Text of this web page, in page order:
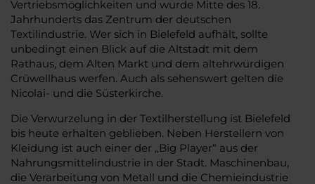
Vertriebsmöglichkeiten und wurde Mitte des 18.
Jahrhunderts das Zentrum der deutschen
Textilindustrie. Wer sich in Bielefeld aufhält, sollte
unbedingt einen Blick auf die Altstadt mit dem
Rathaus, dem Alten Markt und dem altehrwürdigen
Crüwellhaus werfen. Auch als sehenswert gelten die
Nicolai- und die Süsterkirche.
Die Verwurzelung in der Textilherstellung ist Bielefeld
bis heute erhalten geblieben. Neben Herstellern von
Kleidung ist auch einer der „Big Player“ aus der
Nahrungsmittelindustrie in der Stadt. Maschinenbau,
die Verarbeitung von Metall und die Chemieindustrie